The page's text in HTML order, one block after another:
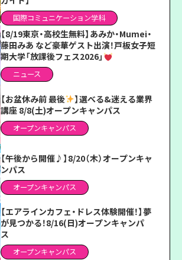
国際コミュニケーション学科
【8/19東京・高校生無料】あみか・Mumei・
藤田みあ など豪華ゲスト出演！戸板女子短
期大学「放課後フェス2026」
ニュース
【お盆休み前 最後
】選べる&迷える業界
講座 8/8(土)オープンキャンパス
オープンキャンパス
【午後から開催♪】8/20（木）オープンキャ
ンパス
オープンキャンパス
【エアラインカフェ・ドレス体験開催！】夢
が見つかる！8/16(日)オープンキャンパ
ス
オープンキャンパス